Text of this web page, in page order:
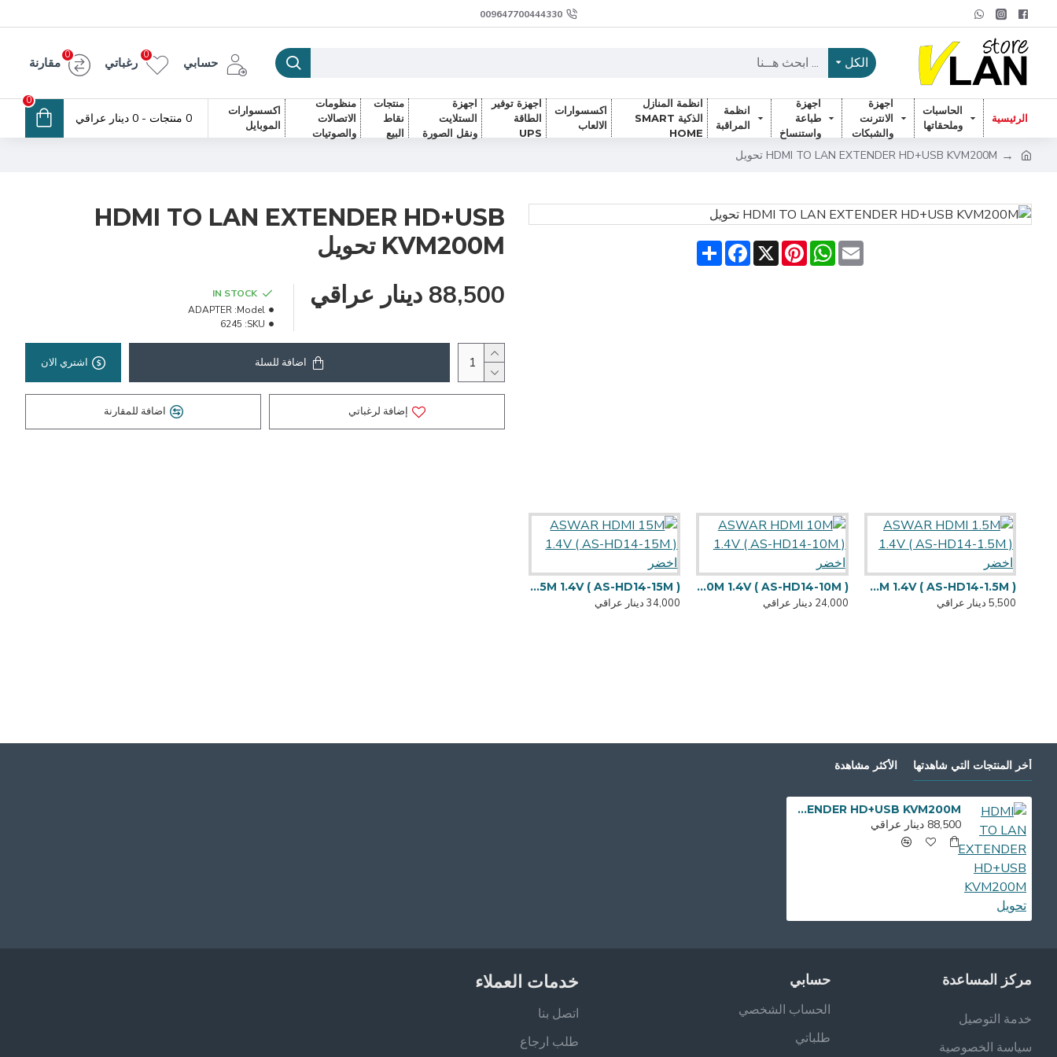
009647700444330
الكل حسابي رغباتي
0
مقارنة
0
الرئيسية
الحاسبات
وملحقاتها
اجهزة
الانترنت
والشبكات
اجهزة
طباعة
واستنساخ
انظمة
المراقبة
انظمة المنازل
الذكية SMART
HOME
اكسسوارات
الالعاب
اجهزة توفير
الطاقة
UPS
اجهزة
الستلايت
ونقل الصورة
منتجات
نقاط
البيع
منظومات
الاتصالات
والصوتيات
اكسسوارات
الموبايل
0 منتجات - 0 دينار عراقي
0
HDMI TO LAN EXTENDER HD+USB KVM200M تحويل
Share
Facebook X
Pinterest
WhatsAppEmail
HDMI TO LAN EXTENDER HD+USB
KVM200M تحويل
88,500 دينار عراقي
IN STOCK
Model:
ADAPTER
SKU:
6245
اضافة للسلة اشتري الان
إضافة لرغباتي اضافة للمقارنة
ASWAR HDMI 1.5M 1.4V ( AS-HD14-1.5M ) اخضر
5,500 دينار عراقي
ASWAR HDMI 10M 1.4V ( AS-HD14-10M ) اخضر
24,000 دينار عراقي
ASWAR HDMI 15M 1.4V ( AS-HD14-15M ) اخضر
34,000 دينار عراقي
أخر المنتجات التي شاهدتها الأكثر مشاهدة
HDMI TO LAN EXTENDER HD+USB KVM200M تحويل
88,500 دينار عراقي
مركز المساعدة
خدمة التوصيل
سياسة الخصوصية
حسابي
الحساب الشخصي
طلباتي
خدمات العملاء
اتصل بنا
طلب ارجاع